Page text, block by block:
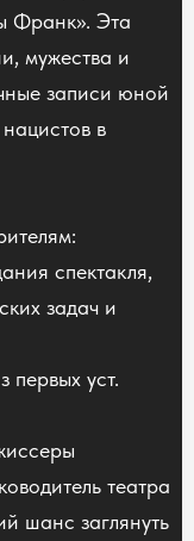
Франк». Эта
мужества и
записи юной
в
спектакля,
задач и
первых уст.
театра
шанс заглянуть